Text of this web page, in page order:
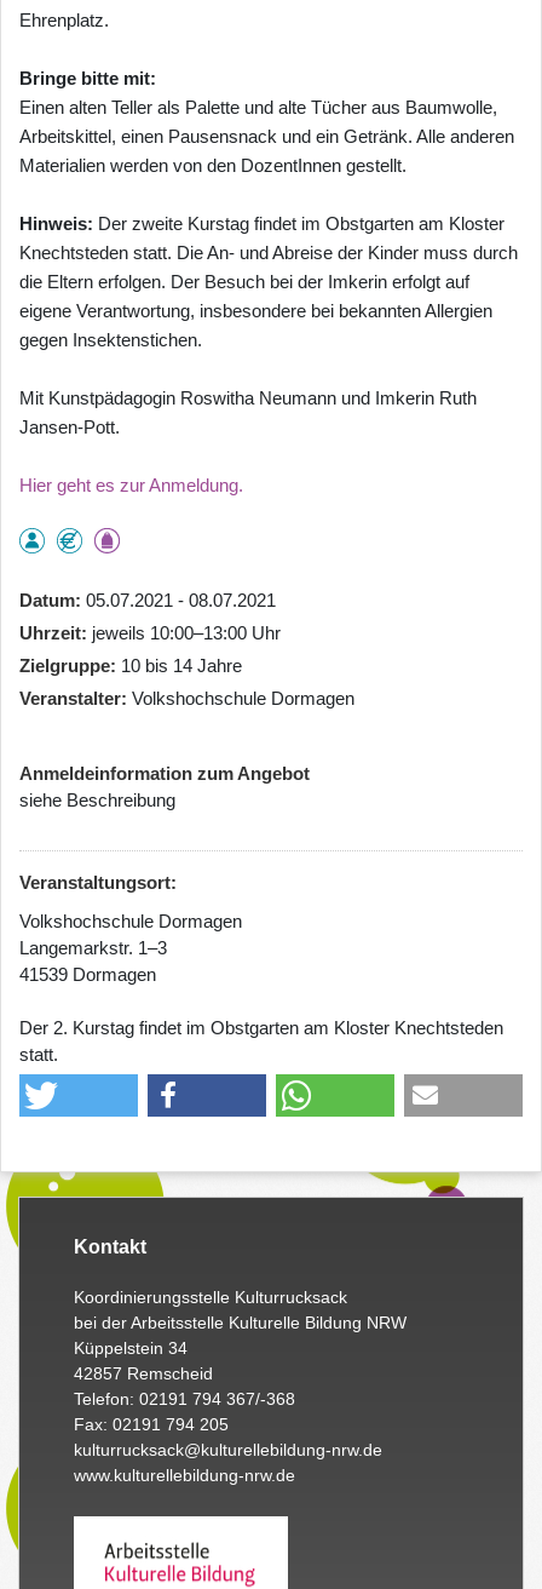
Ehrenplatz.
Bringe bitte mit:
Einen alten Teller als Palette und alte Tücher aus Baumwolle,
Arbeitskittel, einen Pausensnack und ein Getränk. Alle anderen
Materialien werden von den DozentInnen gestellt.
Hinweis: Der zweite Kurstag findet im Obstgarten am Kloster
Knechtsteden statt. Die An- und Abreise der Kinder muss durch
die Eltern erfolgen. Der Besuch bei der Imkerin erfolgt auf
eigene Verantwortung, insbesondere bei bekannten Allergien
gegen Insektenstichen.
Mit Kunstpädagogin Roswitha Neumann und Imkerin Ruth
Jansen-Pott.
Hier geht es zur Anmeldung.
Datum 05.07.2021 - 08.07.2021
Uhrzeit jeweils 10:00–13:00 Uhr
Zielgruppe 10 bis 14 Jahre
Veranstalter Volkshochschule Dormagen
Anmeldeinformation zum Angebot
siehe Beschreibung
Veranstaltungsort:
Volkshochschule Dormagen
Langemarkstr. 1–3
41539 Dormagen
Der 2. Kurstag findet im Obstgarten am Kloster Knechtsteden
statt.
Kontakt
Koordinierungsstelle Kulturrucksack
bei der Arbeitsstelle Kulturelle Bildung NRW
Küppelstein 34
42857 Remscheid
Telefon: 02191 794 367/-368
Fax: 02191 794 205
kulturrucksack@kulturellebildung-nrw.de
www.kulturellebildung-nrw.de